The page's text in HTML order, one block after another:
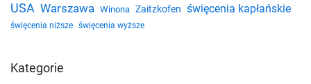
USA Warszawa Winona Zaitzkofen święcenia kapłańskie
święcenia niższe święcenia wyższe
Kategorie